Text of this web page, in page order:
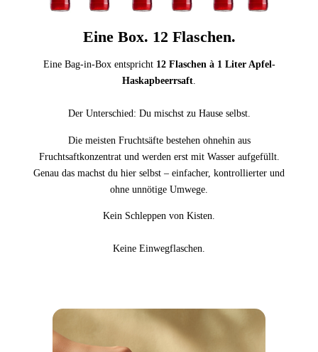
Eine Box. 12 Flaschen.
Eine Bag-in-Box entspricht 12 Flaschen à 1 Liter Apfel-
Haskapbeerrsaft
Der Unterschied: Du mischst zu Hause selbst.
Die meisten Fruchtsäfte bestehen ohnehin aus
Fruchtsaftkonzentrat und werden erst mit Wasser aufgefüllt.
Genau das machst du hier selbst – einfacher, kontrollierter und
ohne unnötige Umwege.
Kein Schleppen von Kisten.
Keine Einwegflaschen.